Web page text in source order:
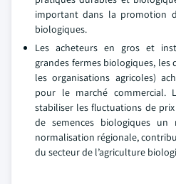
important dans la promotion
biologiques.
Les acheteurs en gros et
grandes fermes biologiques,
les organisations agricoles)
pour le marché commercial.
stabiliser les fluctuations de
de semences biologiques un
normalisation régionale,
du secteur de l’agriculture